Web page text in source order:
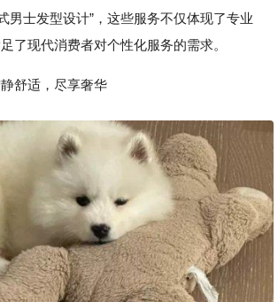
男士发型设计”，这些服务不仅体现了专业
了现代消费者对个性化服务的需求。
舒适，尽享奢华